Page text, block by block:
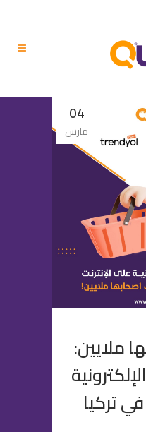
04
مارس
ملايين:
تركيا